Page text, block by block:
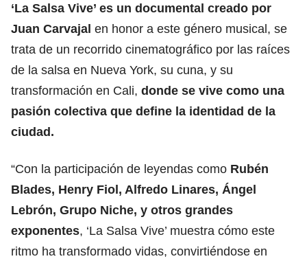
‘La Salsa Vive’ es un documental creado por
Juan Carvajal en honor a este género musical, se
trata de un recorrido cinematográfico por las raíces
de la salsa en Nueva York, su cuna, y su
transformación en Cali, donde se vive como una
pasión colectiva que define la identidad de la
ciudad.
“Con la participación de leyendas como Rubén
Blades, Henry Fiol, Alfredo Linares, Ángel
Lebrón, Grupo Niche, y otros grandes
exponentes, ‘La Salsa Vive’ muestra cómo este
ritmo ha transformado vidas, convirtiéndose en